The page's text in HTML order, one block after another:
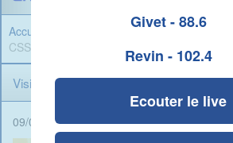
Givet - 88.6
Revin - 102.4
Ecouter le live
Accueil Sport Ardennes» Visite surprise
CSSA
Visite surprise de Kalidou Koulibaly au
09/07/2024 - 07:28 -Rédigé par René Ait